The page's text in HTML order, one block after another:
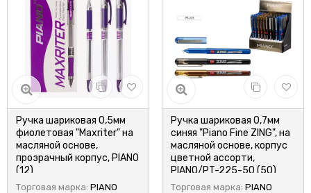
Ручка шариковая 0,5мм
фиолетовая "Maxriter" на
масляной основе,
прозрачный корпус, PIANO
(12)
Торговая марка: PIANO
Ручка шариковая 0,7мм
синяя "Piano Fine ZING", на
масляной основе, корпус
цветной ассорти,
PIANO/PT-225-50 (50)
Торговая марка: PIANO